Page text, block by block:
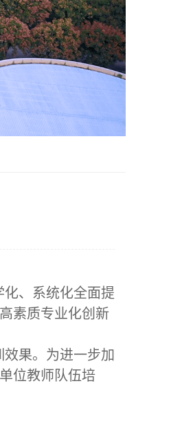
、系统化全面提
素质专业化创新
果。为进一步加
位教师队伍培